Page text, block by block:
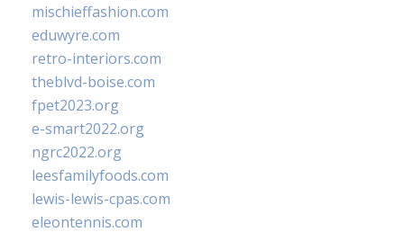
mischieffashion.com
eduwyre.com
retro-interiors.com
theblvd-boise.com
fpet2023.org
e-smart2022.org
ngrc2022.org
leesfamilyfoods.com
lewis-lewis-cpas.com
eleontennis.com